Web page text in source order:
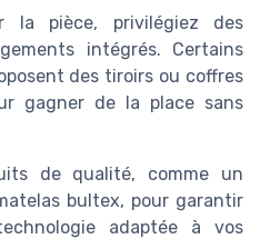
la pièce, privilégiez des
intégrés. Certains
des tiroirs ou coffres
gagner de la place sans
de qualité, comme un
bultex, pour garantir
adaptée à vos